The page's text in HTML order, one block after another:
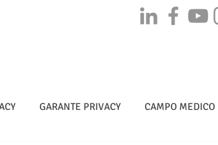
GARANTE PRIVACY CAMPO MEDICO